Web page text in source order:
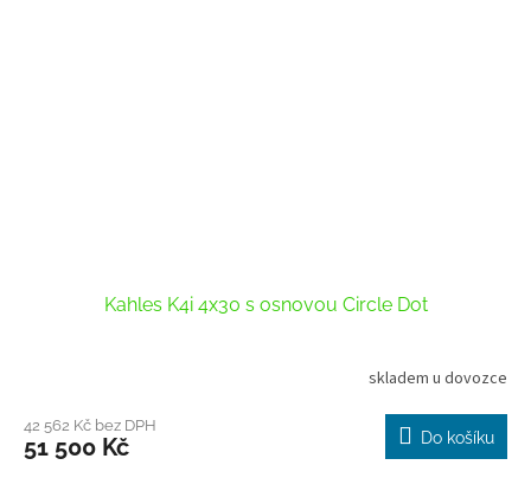
Kahles K4i 4x30 s osnovou Circle Dot
skladem u dovozce
42 562 Kč bez DPH
51 500 Kč Do košíku